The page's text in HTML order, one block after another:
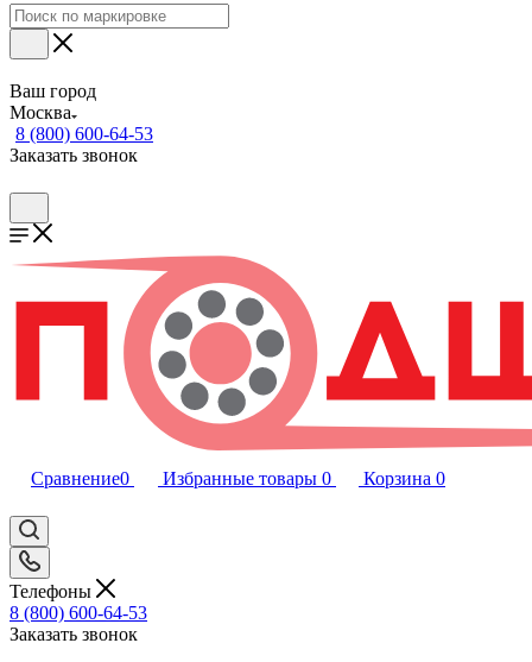
Ваш город
Москва
8 (800) 600-64-53
Заказать звонок
Сравнение0 Избранные товары 0 Корзина 0
Телефоны
8 (800) 600-64-53
Заказать звонок